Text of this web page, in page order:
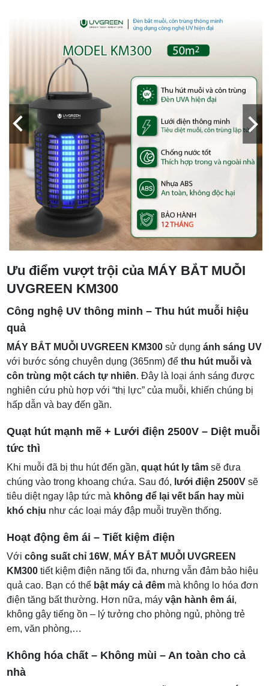
Ưu điểm vượt trội của MÁY BẮT MUỖI
UVGREEN KM300
Công nghệ UV thông minh – Thu hút muỗi hiệu
quả
MÁY BẮT MUỖI UVGREEN KM300 sử dụngánh sáng UV
với bước sóng chuyên dụng (365nm) đểthu hút muỗi và
côn trùng một cách tự nhiên. Đây là loại ánh sáng được
nghiên cứu phù hợp với “thị lực” của muỗi, khiến chúng bị
hấp dẫn và bay đến gần.
Quạt hút mạnh mẽ + Lưới điện 2500V – Diệt muỗi
tức thì
Khi muỗi đã bị thu hút đến gần,quạt hút ly tâm sẽ đưa
chúng vào trong khoang chứa. Sau đó, lưới điện 2500V sẽ
tiêu diệt ngay lập tức mà không để lại vết bẩn hay mùi
khó chịu như các loại máy đập muỗi truyền thống.
Hoạt động êm ái – Tiết kiệm điện
Vớicông suất chỉ 16W, MÁY BẮT MUỖI UVGREEN
KM300 tiết kiệm điện năng tối đa, nhưng vẫn đảm bảo hiệu
quả cao. Bạn có thể bật máy cả đêm mà không lo hóa đơn
điện tăng bất thường. Hơn nữa, máyvận hành êm ái,
không gây tiếng ồn – lý tưởng cho phòng ngủ, phòng trẻ
em, văn phòng,…
Không hóa chất – Không mùi – An toàn cho cả
nhà